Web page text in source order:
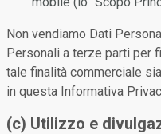
Non vendiamo Dati
Personali a terze parti per
tale finalità commerciale
in questa Informativa
(c) Utilizzo e